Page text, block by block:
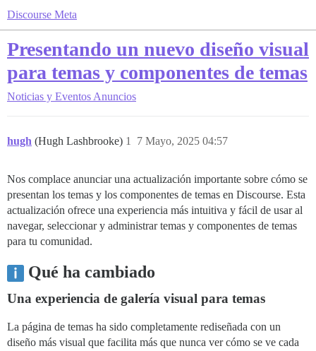
Discourse Meta
Presentando un nuevo diseño visual
para temas y componentes de temas
Noticias y Eventos Anuncios
hugh (Hugh Lashbrooke) 7 Mayo, 2025 04:57
1
Nos complace anunciar una actualización importante sobre cómo se
presentan los temas y los componentes de temas en Discourse. Esta
actualización ofrece una experiencia más intuitiva y fácil de usar al
navegar, seleccionar y administrar temas y componentes de temas
para tu comunidad.
Qué ha cambiado
Una experiencia de galería visual para temas
La página de temas ha sido completamente rediseñada con un
diseño más visual que facilita más que nunca ver cómo se ve cada